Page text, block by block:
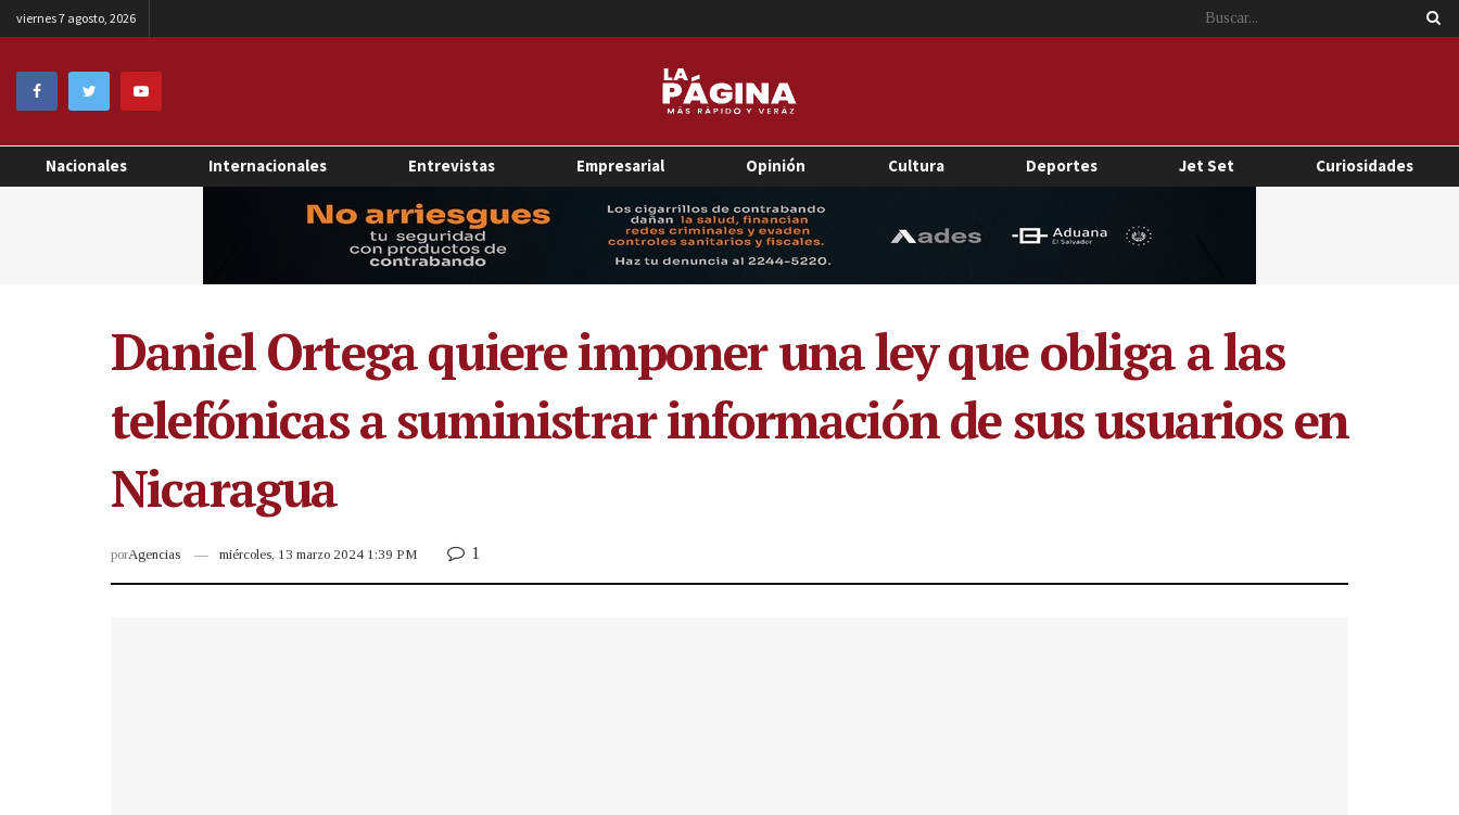
viernes 7 agosto, 2026
Nacionales Internacionales Entrevistas Empresarial Opinión Cultura Deportes Jet Set Curiosidades
Daniel Ortega quiere imponer una ley que obliga a las
telefónicas a suministrar información de sus usuarios en
Nicaragua
porAgencias miércoles, 13 marzo 2024 1:39 PM 1